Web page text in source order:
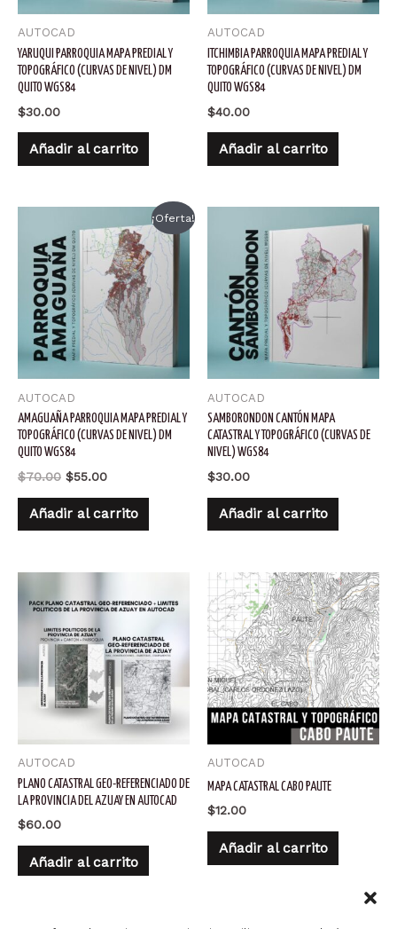
AUTOCAD
YARUQUI PARROQUIA MAPA PREDIAL Y
TOPOGRÁFICO (CURVAS DE NIVEL) DM
QUITO WGS84
$30.00
Añadir al carrito
AUTOCAD
ITCHIMBIA PARROQUIA MAPA PREDIAL Y
TOPOGRÁFICO (CURVAS DE NIVEL) DM
QUITO WGS84
$40.00
Añadir al carrito
¡Oferta!
AUTOCAD
AMAGUAÑA PARROQUIA MAPA PREDIAL Y
TOPOGRÁFICO (CURVAS DE NIVEL) DM
QUITO WGS84
$70.00 El
original
$55.00El
actual
Añadir al carrito
AUTOCAD
SAMBORONDON CANTÓN MAPA
CATASTRAL Y TOPOGRÁFICO (CURVAS DE
NIVEL) WGS84
$30.00
Añadir al carrito
AUTOCAD
PLANO CATASTRAL GEO-REFERENCIADO DE
LA PROVINCIA DEL AZUAY EN AUTOCAD
$60.00
Añadir al carrito
AUTOCAD
MAPA CATASTRAL CABO PAUTE
$12.00
Añadir al carrito